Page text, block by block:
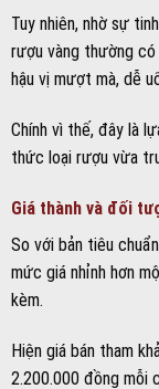
Tuy nhiên, nhờ sự
rượu vàng thường
hậu vị mượt mà, dễ
Chính vì thế, đây là
thức loại rượu vừa
Giá thành và đối
So với bản tiêu
mức giá nhỉnh hơn
kèm.
Hiện giá bán tham
2.200.000 đồng mỗi